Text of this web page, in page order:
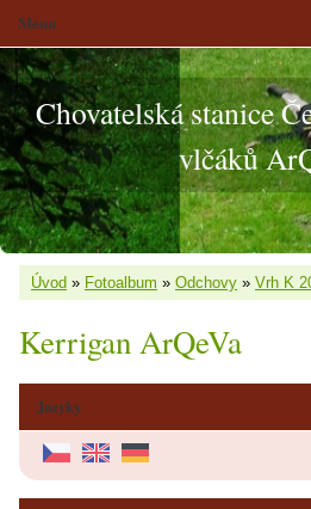
Chovatelská stanice
vlčáků
Úvod » Fotoalbum » Odchovy » Vrh K
Kerrigan ArQeVa
Jazyky
Menu